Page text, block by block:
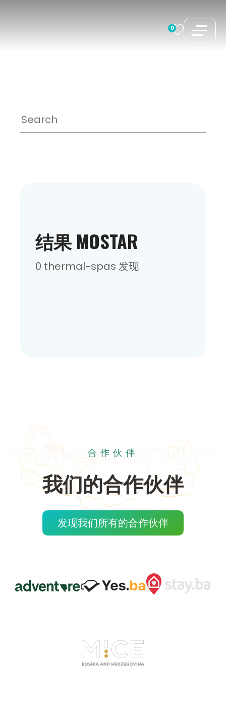
0
结果 MOSTAR
0 thermal-spas 发现
合作伙伴
我们的合作伙伴
发现我们所有的合作伙伴